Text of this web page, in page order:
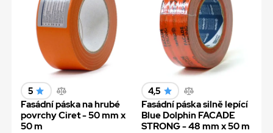
5
Fasádní páska na hrubé
povrchy Ciret - 50 mm x
50 m
4,5
Fasádní páska silně lepící
Blue Dolphin FACADE
STRONG - 48 mm x 50 m